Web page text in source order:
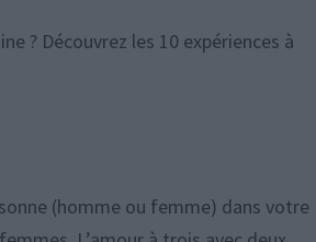
? Découvrez les 10 expériences à
(homme ou femme) dans votre